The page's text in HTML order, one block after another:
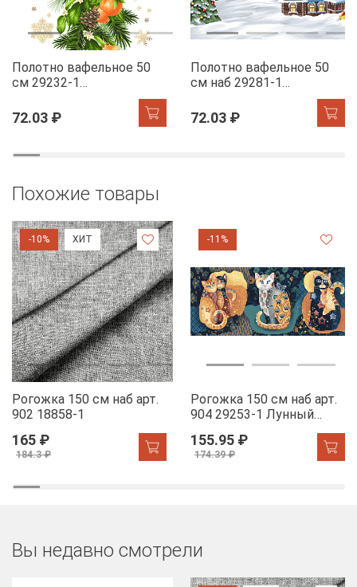
Полотно вафельное 50
см 29232-1
Мандариновый коктель
72.03 ₽
Полотно вафельное 50
см наб 29281-1
72.03 ₽
Похожие товары
-10% ХИТ
Рогожка 150 см наб арт.
902 18858-1
165 ₽
184.3 ₽
-11%
Рогожка 150 см наб арт.
904 29253-1 Лунный
155.95 ₽
174.39 ₽
Вы недавно смотрели